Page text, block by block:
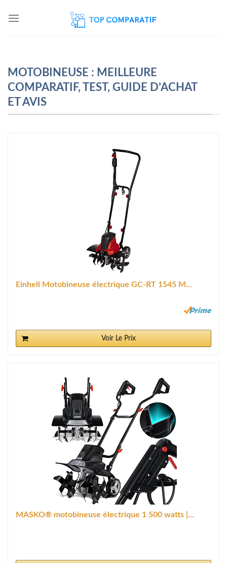
MOTOBINEUSE : MEILLEURE
COMPARATIF, TEST, GUIDE D’ACHAT
ET AVIS
Einhell Motobineuse électrique GC-RT 1545 M...
Voir Le Prix
MASKO® motobineuse électrique 1 500 watts |...